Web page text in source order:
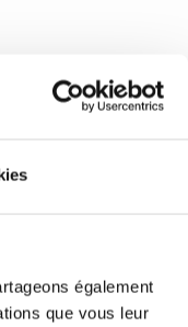
également
que vous leur